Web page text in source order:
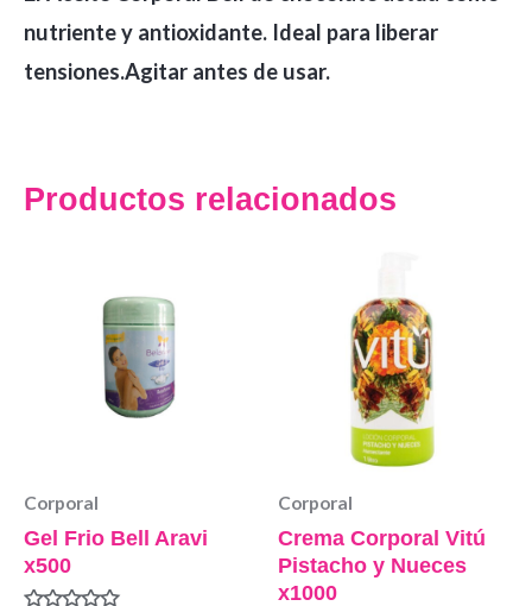
nutriente y antioxidante. Ideal para liberar
tensiones.Agitar antes de usar.
Productos relacionados
Corporal
Gel Frio Bell Aravi
x500
Corporal
Crema Corporal Vitú
Pistacho y Nueces
x1000